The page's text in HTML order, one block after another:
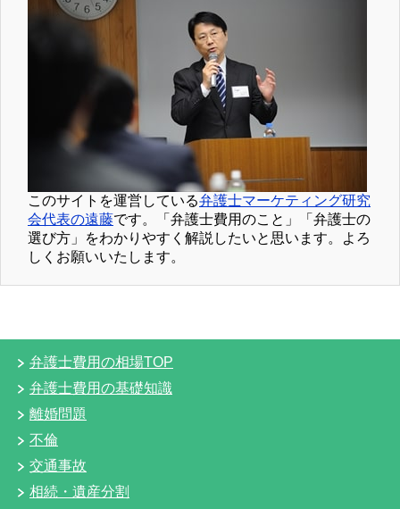
このサイトを運営している弁護士マーケティング研究
会代表の遠藤です。「弁護士費用のこと」「弁護士の
選び方」をわかりやすく解説したいと思います。よろ
しくお願いいたします。
弁護士費用の相場TOP
弁護士費用の基礎知識
離婚問題
不倫
交通事故
相続・遺産分割